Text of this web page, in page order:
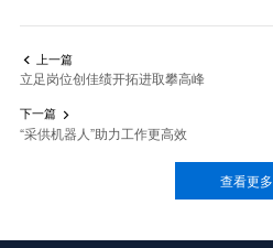
 上一篇
立足岗位创佳绩开拓进取攀高峰
下一篇 
“采供机器人”助力工作更高效
查看更多